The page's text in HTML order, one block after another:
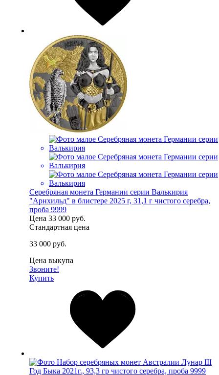
Серебряная монета Германии серии Валькирия
"Арнхильд" в блистере 2025 г, 31,1 г чистого серебра,
проба 9999
Цена 33 000 руб.
Стандартная цена
33 000 руб.
Цена выкупа
Звоните!
Купить